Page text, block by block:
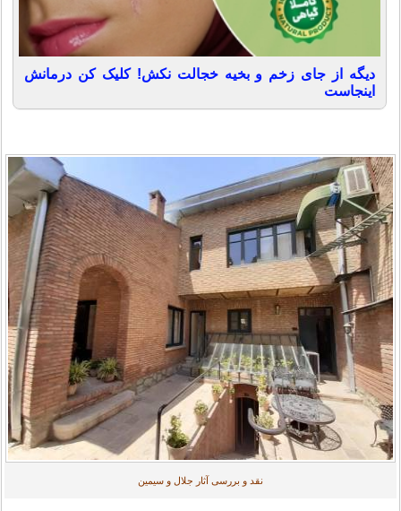
دیگه از جای زخم و بخیه خجالت نکش! کلیک کن درمانش
اینجاست
نقد و بررسی آثار جلال و سیمین